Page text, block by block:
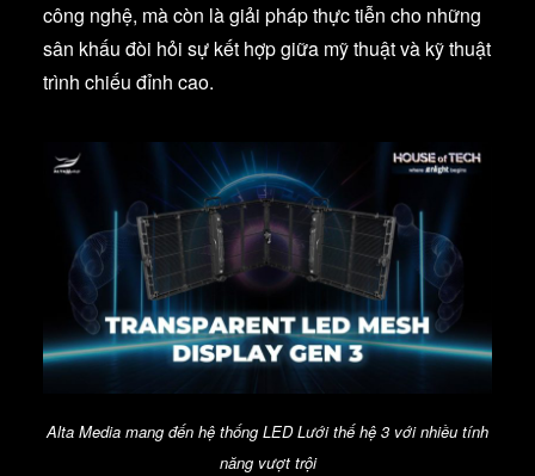
công nghệ, mà còn là giải pháp thực tiễn cho những
sân khấu đòi hỏi sự kết hợp giữa mỹ thuật và kỹ thuật
trình chiếu đỉnh cao.
Alta Media mang đến hệ thống LED Lưới thế hệ 3 với nhiều tính
năng vượt trội